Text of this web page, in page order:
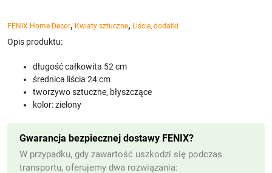
FENIX Home Decor, Kwiaty sztuczne, Liście, dodatki
Opis produktu:
długość całkowita 52 cm
średnica liścia 24 cm
tworzywo sztuczne, błyszczące
kolor: zielony
Gwarancja bezpiecznej dostawy FENIX?
W przypadku, gdy zawartość uszkodzi się podczas
transportu, oferujemy dwa rozwiązania: